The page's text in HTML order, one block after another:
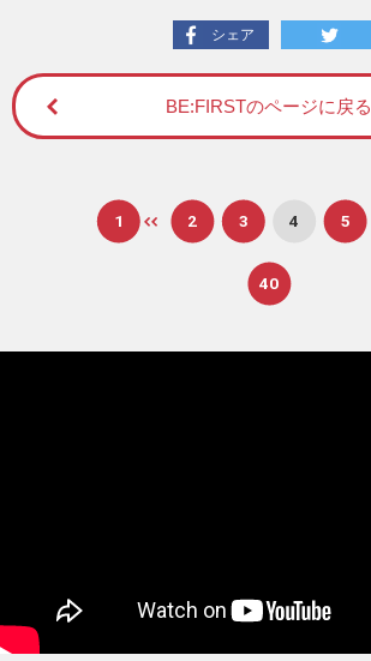
シェア
BE:FIRSTのページに戻る
1 2 3 4 5
40